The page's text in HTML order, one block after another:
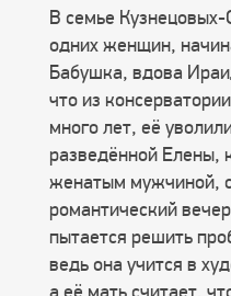
В семье
одних женщин,
Бабушка, вдова
что из
много лет, её
разведённой Елены,
женатым мужчиной,
романтический
пытается решить
ведь она учится в